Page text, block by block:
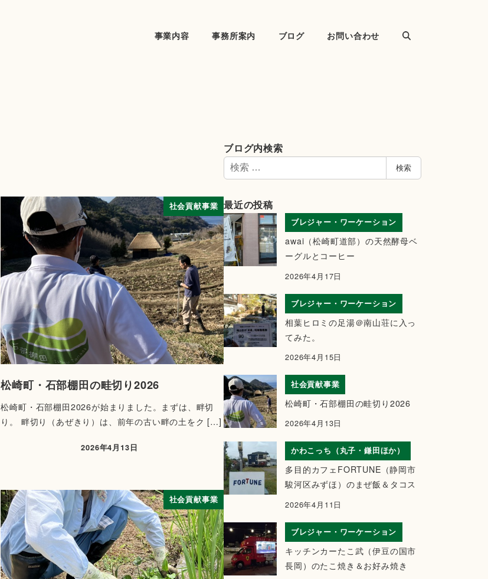
事業内容 事務所案内 ブログ お問い合わせ
社会貢献事業
松崎町・石部棚田の畦切り2026
松崎町・石部棚田2026が始まりました。まずは、畔切
り。 畔切り（あぜきり）は、前年の古い畔の土をク […]
2026年4月13日
社会貢献事業
ブログ内検索
検
索
検索
最近の投稿
ブレジャー・ワーケーション
awai（松崎町道部）の天然酵母ベ
ーグルとコーヒー
2026年4月17日
ブレジャー・ワーケーション
相葉ヒロミの足湯＠南山荘に入っ
てみた。
2026年4月15日
社会貢献事業
松崎町・石部棚田の畦切り2026
2026年4月13日
かわこっち（丸子・鎌田ほか）
多目的カフェFORTUNE（静岡市
駿河区みずほ）のまぜ飯＆タコス
2026年4月11日
ブレジャー・ワーケーション
キッチンカーたこ武（伊豆の国市
長岡）のたこ焼き＆お好み焼き